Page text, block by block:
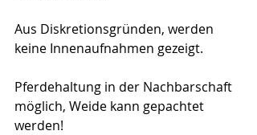
Aus Diskretionsgründen, werden
keine Innenaufnahmen gezeigt.
Pferdehaltung in der Nachbarschaft
möglich, Weide kann gepachtet
werden!